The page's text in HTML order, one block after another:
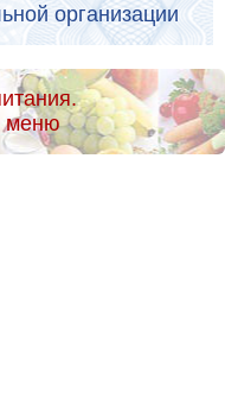
организации
меню